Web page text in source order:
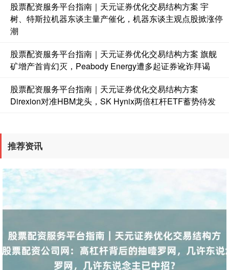
国债指数 229.59 -0.00 0.00%
股票配资服务平台指南｜天元证券优化交易结构方案 宇
树、特斯拉机器东谈主量产催化，机器东谈主观点股掀涨停
潮
股票配资服务平台指南｜天元证券优化交易结构方案 旗舰
矿增产首肯幻灭，Peabody Energy遭多起证券讹诈拜谒
股票配资服务平台指南｜天元证券优化交易结构方案
Direxion对准HBM龙头，SK Hynix两倍杠杆ETF蓄势待发
推荐资讯